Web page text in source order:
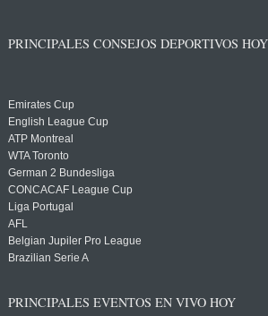
PRINCIPALES CONSEJOS DEPORTIVOS HOY
Emirates Cup
English League Cup
ATP Montreal
WTA Toronto
German 2 Bundesliga
CONCACAF League Cup
Liga Portugal
AFL
Belgian Jupiler Pro League
Brazilian Serie A
PRINCIPALES EVENTOS EN VIVO HOY